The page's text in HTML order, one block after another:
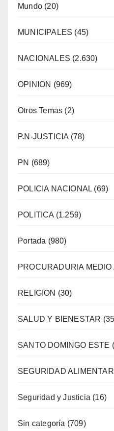
Mundo (20)
MUNICIPALES (45)
NACIONALES (2.630)
OPINION (969)
Otros Temas (2)
P.N-JUSTICIA (78)
PN (689)
POLICIA NACIONAL (69)
POLITICA (1.259)
Portada (980)
PROCURADURIA MEDIO
RELIGION (30)
SALUD Y BIENESTAR
SANTO DOMINGO ESTE
SEGURIDAD
Seguridad y Justicia (16)
Sin categoría (709)